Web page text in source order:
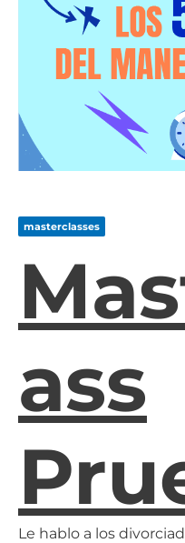
masterclasses
Ass
Le hablo a los